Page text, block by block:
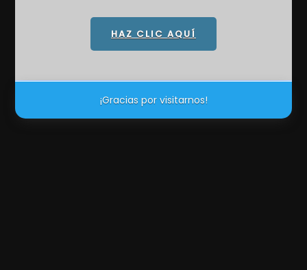
HAZ CLIC AQUÍ
¡Gracias por visitarnos!